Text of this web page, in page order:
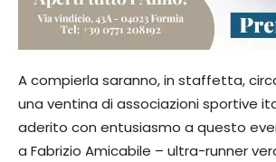
A compierla saranno, in staffetta,
una ventina di associazioni sportive
aderito con entusiasmo a questo
a Fabrizio Amicabile – ultra-runner